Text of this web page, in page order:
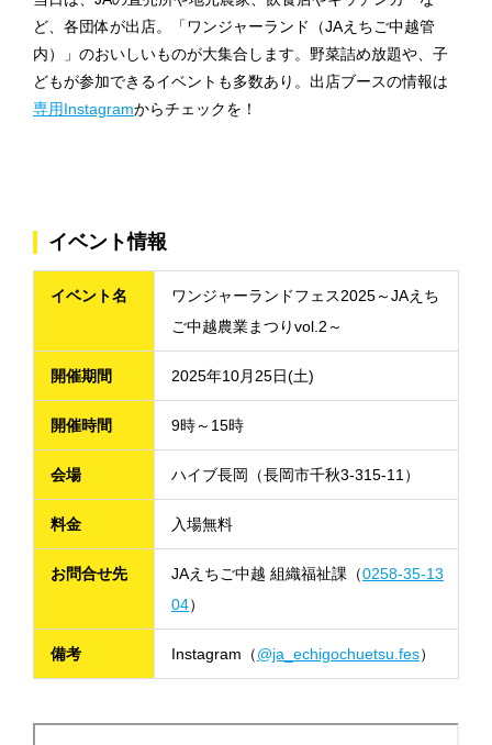
ど、各団体が出店。「ワンジャーランド（JAえちご中越管
内）」のおいしいものが大集合します。野菜詰め放題や、子
どもが参加できるイベントも多数あり。出店ブースの情報は
専用Instagramからチェックを！
イベント情報
イベント名
ワンジャーランドフェス2025～JAえち
ご中越農業まつりvol.2～
開催期間 2025年10月25日(土)
開催時間 9時～15時
会場 ハイブ長岡（長岡市千秋3-315-11）
料金 入場無料
お問合せ先 JAえちご中越 組織福祉課（0258-35-13
04）
備考 Instagram（@ja_echigochuetsu.fes）